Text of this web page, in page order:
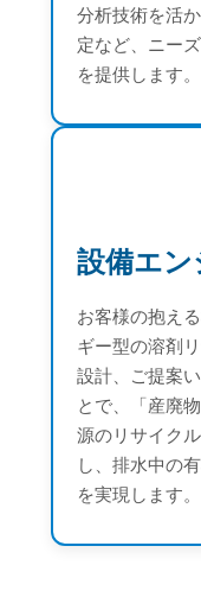
分析技術を活
定など、ニー
を提供します。
設備エ
お客様の抱え
ギー型の溶剤
設計、ご提案
とで、「産廃
源のリサイク
し、排水中の
を実現します。